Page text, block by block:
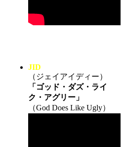
JID
（ジェイアイディー）
「ゴッド・ダズ・ライ
ク・アグリー」
（God Does Like Ugly）